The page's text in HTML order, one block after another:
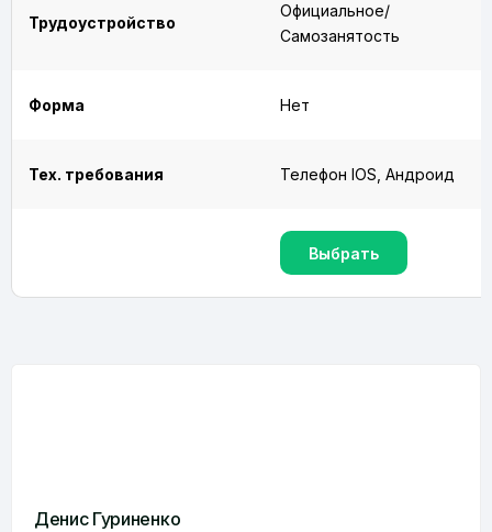
Трудоустройство
Официальное/
Самозанятость
Форма Нет
Тех. требования Телефон IOS, Андроид
Выбрать
Денис Гуриненко